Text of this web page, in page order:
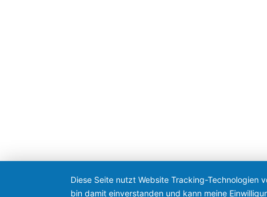
Diese Seite nutzt Website Tracking-
bin damit einverstanden und kann meine